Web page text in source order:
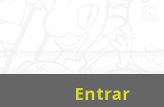
Entrar